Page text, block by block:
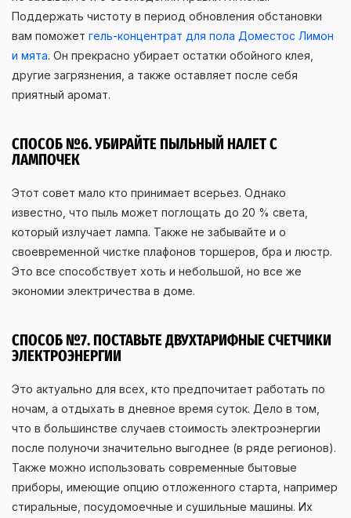
Поддержать чистоту в период обновления обстановки
вам поможет гель-концентрат для пола Доместос Лимон
и мята. Он прекрасно убирает остатки обойного клея,
другие загрязнения, а также оставляет после себя
приятный аромат.
СПОСОБ №6. УБИРАЙТЕ ПЫЛЬНЫЙ НАЛЕТ С
ЛАМПОЧЕК
Этот совет мало кто принимает всерьез. Однако
известно, что пыль может поглощать до 20 % света,
который излучает лампа. Также не забывайте и о
своевременной чистке плафонов торшеров, бра и люстр.
Это все способствует хоть и небольшой, но все же
экономии электричества в доме.
СПОСОБ №7. ПОСТАВЬТЕ ДВУХТАРИФНЫЕ СЧЕТЧИКИ
ЭЛЕКТРОЭНЕРГИИ
Это актуально для всех, кто предпочитает работать по
ночам, а отдыхать в дневное время суток. Дело в том,
что в большинстве случаев стоимость электроэнергии
после полуночи значительно выгоднее (в ряде регионов).
Также можно использовать современные бытовые
приборы, имеющие опцию отложенного старта, например
стиральные, посудомоечные и сушильные машины. Их